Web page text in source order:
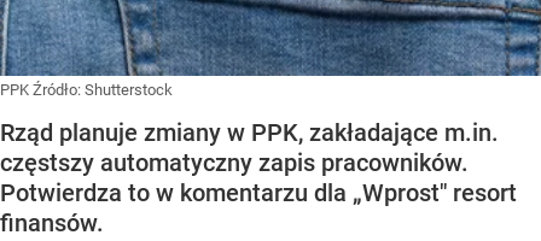
PPK Źródło: Shutterstock
Rząd planuje zmiany w PPK, zakładające m.in.
częstszy automatyczny zapis pracowników.
Potwierdza to w komentarzu dla „Wprost" resort
finansów.